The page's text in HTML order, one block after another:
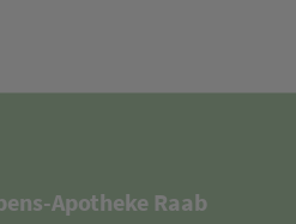
Apotheke Raab